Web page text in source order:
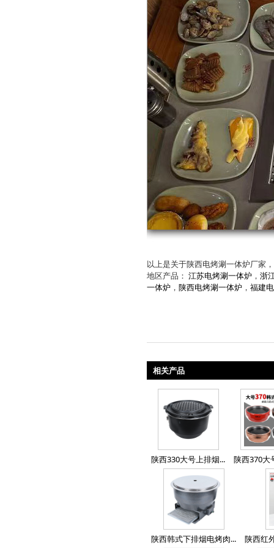
以上是关于陕西电烤涮一体炉厂家
地区产品： 江苏电烤涮一体炉 ， 浙
一体炉 ， 陕西电烤涮一体炉 ， 福建
相关产品
陕西330大号上排烟... 陕西370大
陕西韩式下排烟电烤肉... 陕西红